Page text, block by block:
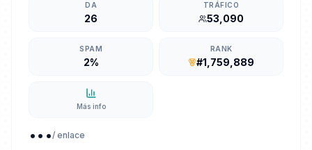
DA
26
TRÁFICO
53,090
SPAM
2%
RANK
#1,759,889
Más info
.../ enlace